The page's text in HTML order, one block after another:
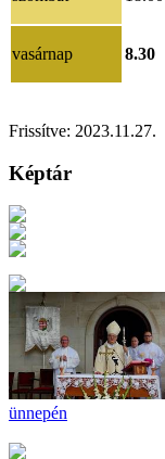
vasárnap 8.30
Frissítve: 2023.11.27.
Képtár
ünnepén